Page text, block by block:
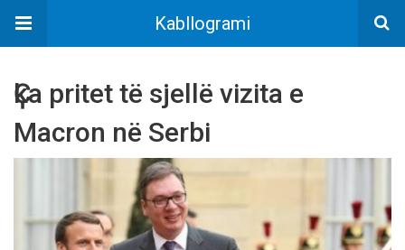
Kabllogrami
Ҫka pritet të sjellë vizita e
Macron në Serbi